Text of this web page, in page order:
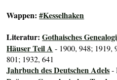
Wappen:#Kesselhaken
Literatur:Gothaisches
Häuser Teil A - 1900, 948; 1919,
801; 1932, 641
Jahrbuch des Deutschen Adels-